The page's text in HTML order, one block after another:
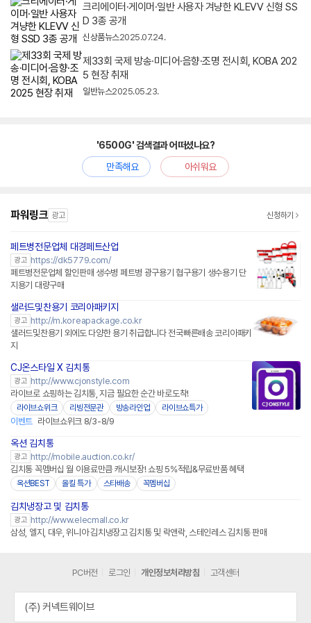
크리에이터·게이머·일반 사용자 겨냥한 KLEVV 신형 SS
D 3종 공개
신상품뉴스2025.07.24.
제33회 국제 방송·미디어·음향·조명 전시회, KOBA 202
5 현장 취재
일반뉴스2025.05.23.
'6500G' 검색결과 어떠셨나요?
만족해요
아쉬워요
파워링크 광고 신청하기
페트병전문업체 대경페트산업
광고 https://dk5779.com/
페트병전문업체 할인판매 생수병 페트병 광구용기 협구용기 생수용기 단
지용기 대량구매
샐러드및찬용기 코리아패키지
광고 http://m.koreapackage.co.kr
샐러드및찬용기 외에도 다양한 용기 취급합니다 전국빠른배송 코리아패키
지
CJ온스타일 X 김치통
광고 http://www.cjonstyle.com
라이브로 쇼핑하는 김치통, 지금 필요한 순간 바로도착!
라이브쇼위크 리빙전문관 방송라인업 라이브쇼특가
이벤트 라이브쇼위크 8/3-8/9
옥션 김치통
광고 http://mobile.auction.co.kr/
김치통 꼭멤버십 월 이용료만큼 캐시보장! 쇼핑 5%적립&무료반품 혜택
옥션BEST 올킬 특가 스타배송 꼭멤버십
김치냉장고 및 김치통
광고 http://www.elecmall.co.kr
삼성, 엘지, 대우, 위니아 김치냉장고 김치통 및 락앤락, 스테인레스 김치통 판매
PC버전 로그인 개인정보처리방침 고객센터
(주) 커넥트웨이브